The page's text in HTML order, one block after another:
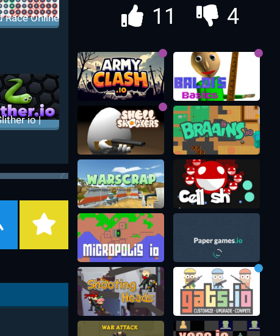
Race Online
io |
11 4